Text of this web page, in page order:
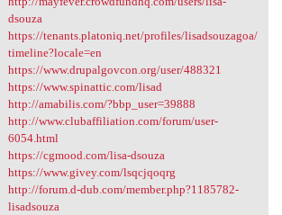
dsouza
https://tenants.platoniq.net/profiles/lisadsouzagoa/
timeline?locale=en
https://www.drupalgovcon.org/user/488321
https://www.spinattic.com/lisad
http://amabilis.com/?bbp_user=39888
http://www.clubaffiliation.com/forum/user-
6054.html
https://cgmood.com/lisa-dsouza
https://www.givey.com/lsqcjqoqrg
http://forum.d-dub.com/member.php?1185782-
lisadsouza